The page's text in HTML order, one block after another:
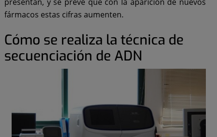
fármacos estas cifras aumenten.
Cómo se realiza la técnica de
secuenciación de ADN